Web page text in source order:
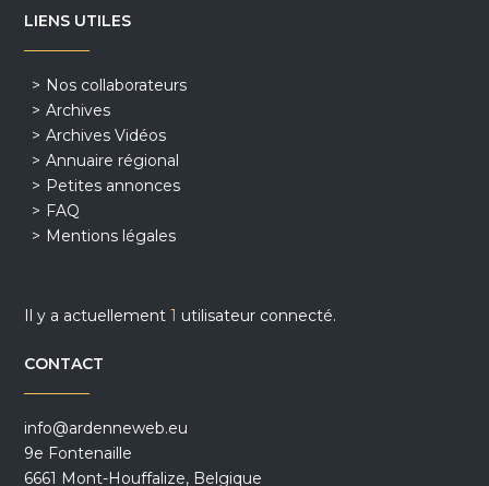
LIENS UTILES
Nos collaborateurs
Archives
Archives Vidéos
Annuaire régional
Petites annonces
FAQ
Mentions légales
Il y a actuellement1 utilisateur connecté.
CONTACT
info@ardenneweb.eu
9e Fontenaille
6661 Mont-Houffalize, Belgique